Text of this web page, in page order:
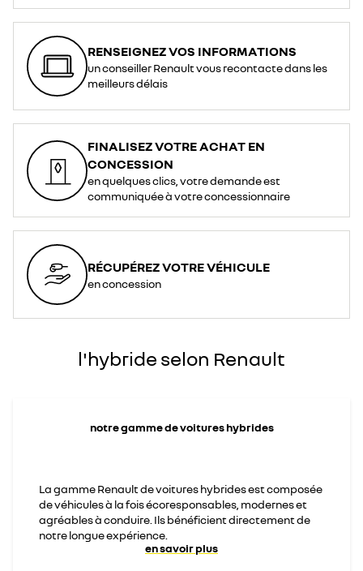
RENSEIGNEZ VOS INFORMATIONS
un conseiller Renault vous recontacte dans les
meilleurs délais
FINALISEZ VOTRE ACHAT EN
CONCESSION
en quelques clics, votre demande est
communiquée à votre concessionnaire
RÉCUPÉREZ VOTRE VÉHICULE
en concession
l'hybride selon Renault
notre gamme de voitures hybrides
La gamme Renault de voitures hybrides est composée
de véhicules à la fois écoresponsables, modernes et
agréables à conduire. Ils bénéficient directement de
notre longue expérience.
en savoir plus